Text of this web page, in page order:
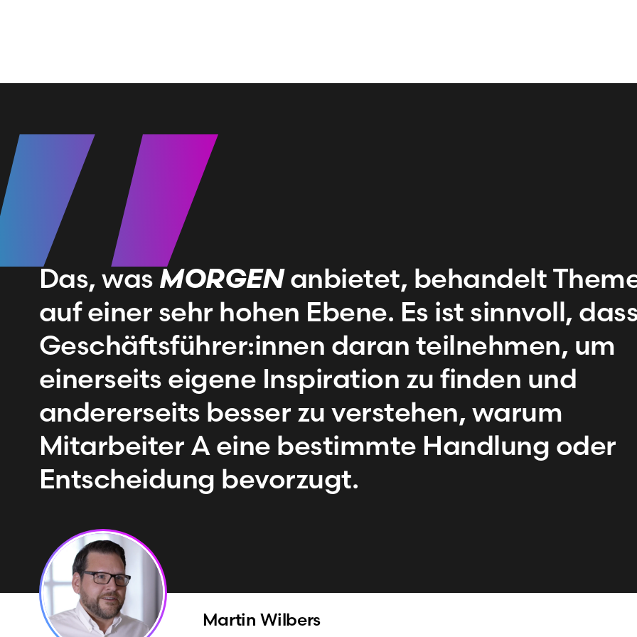
Das, wasMORGENanbietet, behandelt
auf einer sehr hohen Ebene. Es ist sinnvoll,
Geschäftsführer:innen daran teilnehmen, um
einerseits eigene Inspiration zu finden und
andererseits besser zu verstehen, warum
Mitarbeiter A eine bestimmte Handlung oder
Entscheidung bevorzugt.
MartinWilbers